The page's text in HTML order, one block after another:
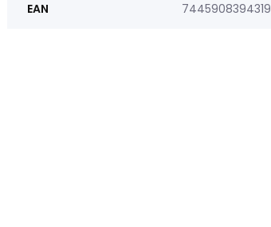
EAN 7445908394319